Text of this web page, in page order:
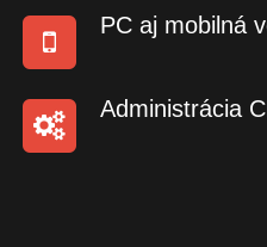
PC aj mobilná
Administrácia